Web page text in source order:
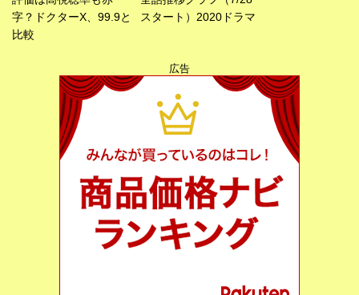
字？ドクターX、99.9と
比較
スタート）2020ドラマ
広告